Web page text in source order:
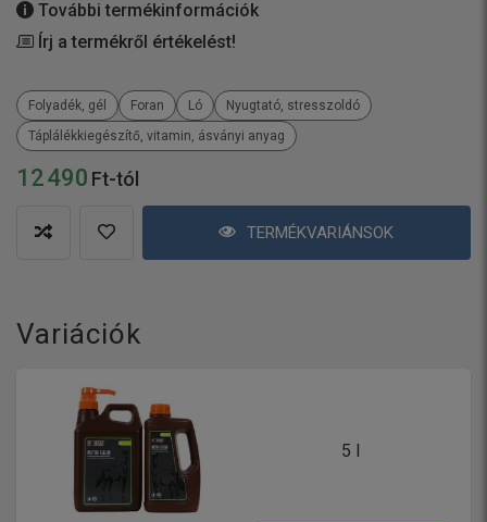
12 490 Ft-tól
TERMÉKVARIÁNSOK
További termékinformációk
Írj a termékről értékelést!
Folyadék, gél Foran Ló
Nyugtató, stresszoldó
Táplálékkiegészítő, vitamin, ásványi anyag
Variációk
5 l